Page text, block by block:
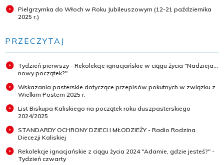
Pielgrzymka do Włoch w Roku Jubileuszowym (12-21 października
2025 r.)
PRZECZYTAJ
Tydzień pierwszy - Rekolekcje ignacjańskie w ciągu życia "Nadzieja...
nowy początek?"
Wskazania pasterskie dotyczące przepisów pokutnych w związku z
Wielkim Postem 2025 r.
List Biskupa Kaliskiego na początek roku duszpasterskiego
2024/2025
STANDARDY OCHRONY DZIECI I MŁODZIEŻY - Radio Rodzina
Diecezji Kaliskiej
Rekolekcje ignacjańskie z ciągu życia 2024 "Adamie, gdzie jesteś?" -
Tydzień czwarty